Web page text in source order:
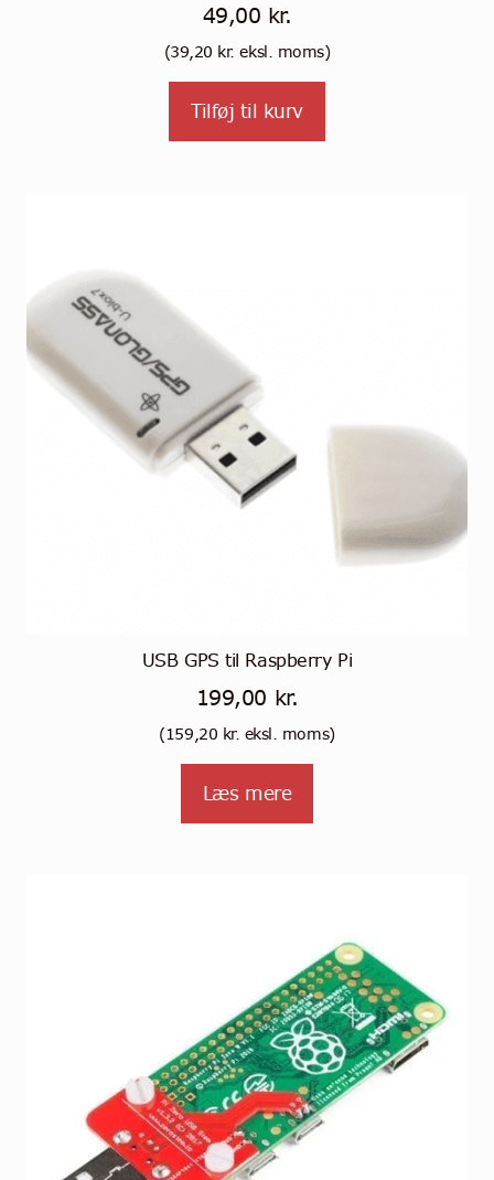
49,00 kr.
(39,20 kr. eksl. moms)
Tilføj til kurv
USB GPS til Raspberry Pi
199,00 kr.
(159,20 kr. eksl. moms)
Læs mere